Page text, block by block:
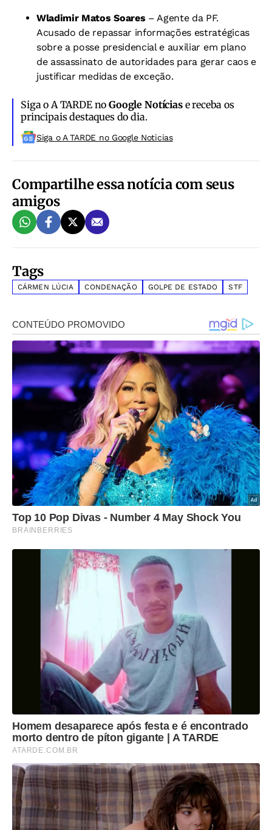
Wladimir Matos Soares – Agente da PF.
Acusado de repassar informações estratégicas
sobre a posse presidencial e auxiliar em plano
de assassinato de autoridades para gerar caos e
justificar medidas de exceção.
Siga o A TARDE noGoogle Notíciase receba os
principais destaques do dia.
Siga o A TARDE no Google Noticias
Compartilhe essa notícia com seus
amigos
Tags
CÁRMEN LÚCIA CONDENAÇÃO GOLPE DE ESTADO STF